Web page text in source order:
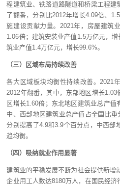
程建筑业、铁路道路隧道和桥梁工程
了翻番，分别比2012年增长4.09倍、
施建设贡献力量。2021年，房屋建筑
1.06倍；建筑安装业产值1.5万亿元，
筑业产值1.4万亿元，增长99.6%。
（三）区域布局持续改善
各大区域板块均衡性持续改善。2021
2012年翻番，其中，东部地区增长
区增长1.60倍；东北地区建筑业总产值
中、西部地区建筑业总产值占全国比
分别提高了4.9和3.9个百分点，中西部
趋均衡。 胤安控
（四）吸纳就业作用显著
建筑业的平稳发展不断为社会提供新增
企业用工人数达8180万人，在国民经